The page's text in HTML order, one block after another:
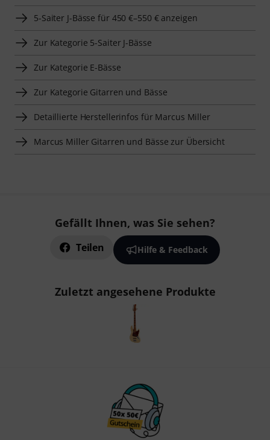
5-Saiter J-Bässe für 450 €–550 € anzeigen
Zur Kategorie 5-Saiter J-Bässe
Zur Kategorie E-Bässe
Zur Kategorie Gitarren und Bässe
Detaillierte Herstellerinfos für Marcus Miller
Marcus Miller Gitarren und Bässe zur Übersicht
Gefällt Ihnen, was Sie sehen?
Teilen Hilfe & Feedback
Zuletzt angesehene Produkte